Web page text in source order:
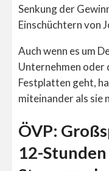
Senkung der
Einschüchtern von
Auch wenn es um
Unternehmen oder
Festplatten geht,
miteinander als sie
ÖVP:
12-Stunden